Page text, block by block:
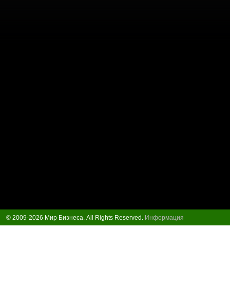
© 2009-2026 Мир Бизнеса. All Rights Reserved. Информация